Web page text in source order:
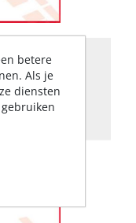
betere
Als je
diensten